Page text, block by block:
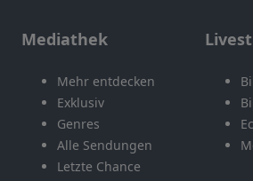
Mediathek
Mehr entdecken
Exklusiv
Genres
Alle Sendungen
Letzte Chance